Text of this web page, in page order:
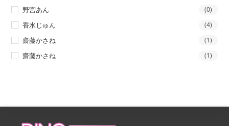
野宮あん (0)
香水じゅん (4)
齋藤かさね (1)
齋藤かさね (1)